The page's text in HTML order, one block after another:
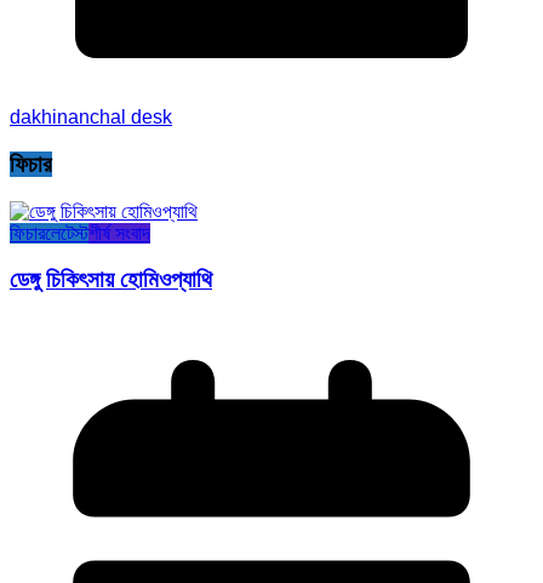
dakhinanchal desk
ফিচার
ফিচারলেটেস্টশীর্ষ সংবাদ
ডেঙ্গু চিকিৎসায় হোমিওপ্যাথি